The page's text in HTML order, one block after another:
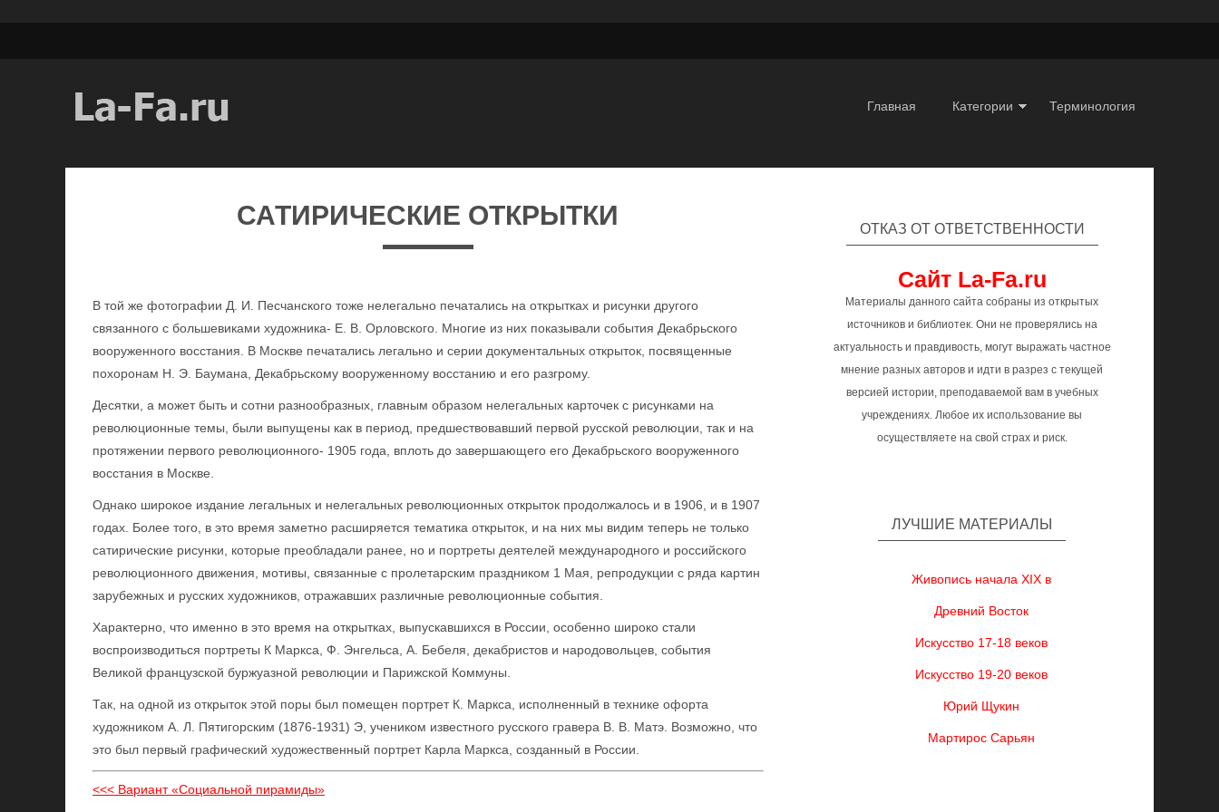
Главная Категории Терминология
САТИРИЧЕСКИЕ ОТКРЫТКИ
В той же фотографии Д. И. Песчанского тоже нелегально печатались на открытках и рисунки другого
связанного с большевиками художника- Е. В. Орловского. Многие из них показывали события Декабрьского
вооруженного восстания. В Москве печатались легально и серии документальных открыток, посвященные
похоронам Н. Э. Баумана, Декабрьскому вооруженному восстанию и его разгрому.
Десятки, а может быть и сотни разнообразных, главным образом нелегальных карточек с рисунками на
революционные темы, были выпущены как в период, предшествовавший первой русской революции, так и на
протяжении первого революционного- 1905 года, вплоть до завершающего его Декабрьского вооруженного
восстания в Москве.
Однако широкое издание легальных и нелегальных революционных открыток продолжалось и в 1906, и в 1907
годах. Более того, в это время заметно расширяется тематика открыток, и на них мы видим теперь не только
сатирические рисунки, которые преобладали ранее, но и портреты деятелей международного и российского
революционного движения, мотивы, связанные с пролетарским праздником 1 Мая, репродукции с ряда картин
зарубежных и русских художников, отражавших различные революционные события.
Характерно, что именно в это время на открытках, выпускавшихся в России, особенно широко стали
воспроизводиться портреты К Маркса, Ф. Энгельса, А. Бебеля, декабристов и народовольцев, события
Великой французской буржуазной революции и Парижской Коммуны.
Так, на одной из открыток этой поры был помещен портрет К. Маркса, исполненный в технике офорта
художником А. Л. Пятигорским (1876-1931) Э, учеником известного русского гравера В. В. Матэ. Возможно, что
это был первый графический художественный портрет Карла Маркса, созданный в России.
<<< Вариант «Социальной пирамиды»
ОТКАЗ ОТ ОТВЕТСТВЕННОСТИ
Сайт La-Fa.ru
Материалы данного сайта собраны из открытых
источников и библиотек. Они не проверялись на
актуальность и правдивость, могут выражать частное
мнение разных авторов и идти в разрез с текущей
версией истории, преподаваемой вам в учебных
учреждениях. Любое их использование вы
осуществляете на свой страх и риск.
ЛУЧШИЕ МАТЕРИАЛЫ
Живопись начала XIX в
Древний Восток
Искусство 17-18 веков
Искусство 19-20 веков
Юрий Щукин
Мартирос Сарьян